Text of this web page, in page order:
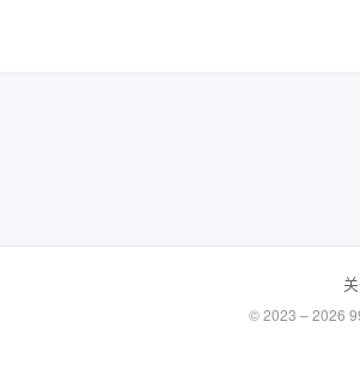
© 2023 – 2026